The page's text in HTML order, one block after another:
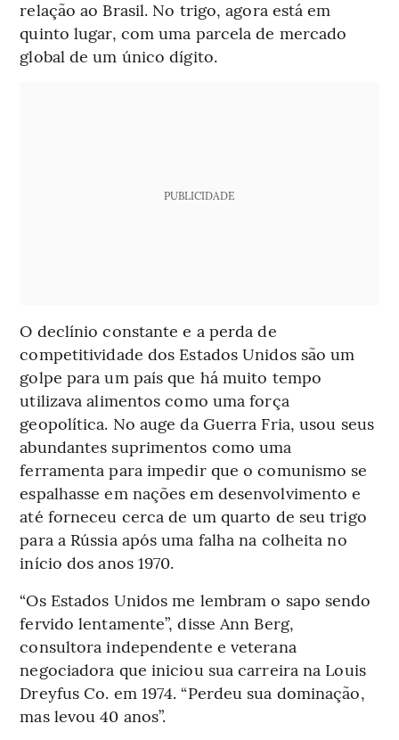
relação ao Brasil. No trigo, agora está em
quinto lugar, com uma parcela de mercado
global de um único dígito.
PUBLICIDADE
O declínio constante e a perda de
competitividade dos Estados Unidos são um
golpe para um país que há muito tempo
utilizava alimentos como uma força
geopolítica. No auge da Guerra Fria, usou seus
abundantes suprimentos como uma
ferramenta para impedir que o comunismo se
espalhasse em nações em desenvolvimento e
até forneceu cerca de um quarto de seu trigo
para a Rússia após uma falha na colheita no
início dos anos 1970.
“Os Estados Unidos me lembram o sapo sendo
fervido lentamente”, disse Ann Berg,
consultora independente e veterana
negociadora que iniciou sua carreira na Louis
Dreyfus Co. em 1974. “Perdeu sua dominação,
mas levou 40 anos”.